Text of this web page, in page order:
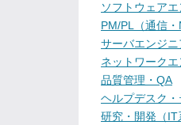
ソフトウェア
PM/PL（通信・
サーバエンジニ
ネットワークエ
品質管理・QA
ヘルプデスク
研究・開発（IT